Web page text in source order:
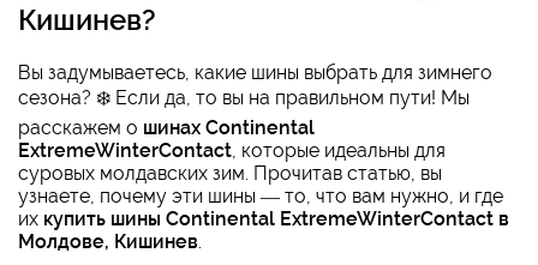
Кишинев?
Вы задумываетесь, какие шины выбрать для зимнего
сезона? ❄️ Если да, то вы на правильном пути! Мы
расскажем о шинах Continental
ExtremeWinterContact, которые идеальны для
суровых молдавских зим. Прочитав статью, вы
узнаете, почему эти шины — то, что вам нужно, и где
их купить шины Continental ExtremeWinterContact в
Молдове, Кишинев.